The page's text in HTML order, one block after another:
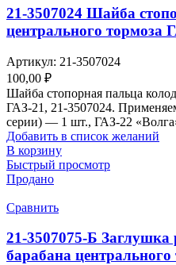
21-3507024 Шайба
центрального тормоза
Артикул: 21-3507024
100,00 ₽
Шайба стопорная пальца
ГАЗ-21, 21-3507024.
серии) — 1 шт., ГАЗ-22
Добавить в список желаний
В корзину
Быстрый просмотр
Продано
Сравнить
21-3507075-Б
барабана